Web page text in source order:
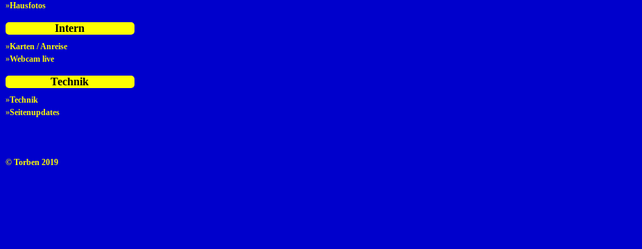
»Hausfotos
Intern
»Karten / Anreise
»Webcam live
Technik
»Technik
»Seitenupdates
© Torben 2019